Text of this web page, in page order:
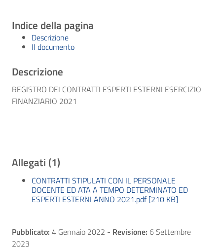
Indice della pagina
Descrizione
Il documento
Descrizione
REGISTRO DEI CONTRATTI ESPERTI ESTERNI ESERCIZIO
FINANZIARIO 2021
Allegati (1)
CONTRATTI STIPULATI CON IL PERSONALE
DOCENTE ED ATA A TEMPO DETERMINATO ED
ESPERTI ESTERNI ANNO 2021.pdf [210 KB]
Pubblicato: 4 Gennaio 2022 - Revisione: 6 Settembre
2023